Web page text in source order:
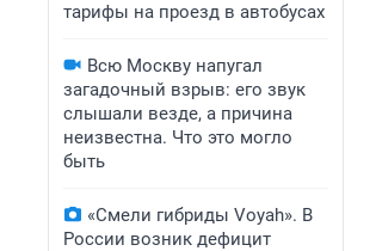
тарифы на проезд в автобусах
Всю Москву напугал
загадочный взрыв: его звук
слышали везде, а причина
неизвестна. Что это могло
быть
«Смели гибриды Voyah». В
России возник дефицит